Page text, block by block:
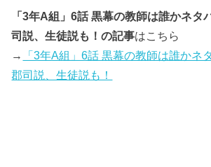
「3年A組」6話 黒幕の教師は誰かネタ
司説、生徒説も！の記事はこちら
→
「3年A組」6話 黒幕の教師は誰かネ
郡司説、生徒説も！